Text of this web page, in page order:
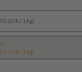
€ / 1 kg)
€ / 1 kg)